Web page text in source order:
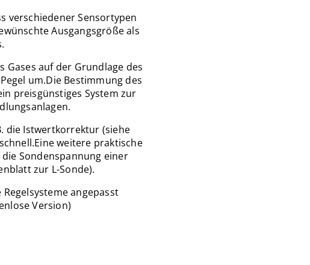
verschiedener Sensortypen
Ausgangsgröße als
auf der Grundlage des
um.Die Bestimmung des
preisgünstiges System zur
die Istwertkorrektur (siehe
weitere praktische
Sondenspannung einer
zur L-Sonde).
angepasst
Version)